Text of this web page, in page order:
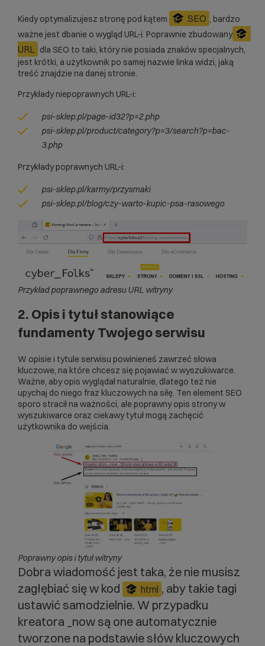
Kiedy optymalizujesz stronę pod kątem SEO , bardzo
ważne jest dbanie o wygląd URL-i. Poprawnie zbudowany
URL
dla SEO to taki, który nie posiada znaków specjalnych,
jest krótki, a użytkownik po samej nazwie linka widzi, jaką
treść znajdzie na danej stronie.
Przykłady niepoprawnych URL-i:
psi-sklep.pl/page-id32?p=2.php
psi-sklep.pl/product/category?p=3/search?p=bac-
3.php
Przykłady poprawnych URL-i:
psi-sklep.pl/karmy/przysmaki
psi-sklep.pl/blog/czy-warto-kupic-psa-rasowego
Przykład poprawnego adresu URL witryny
2. Opis i tytuł stanowiące
fundamenty Twojego serwisu
W opisie i tytule serwisu powinieneś zawrzeć słowa
kluczowe, na które chcesz się pojawiać w wyszukiwarce.
Ważne, aby opis wyglądał naturalnie, dlatego też nie
upychaj do niego fraz kluczowych na siłę. Ten element SEO
sporo stracił na ważności, ale poprawny opis strony w
wyszukiwarce oraz ciekawy tytuł mogą zachęcić
użytkownika do wejścia.
Poprawny opis i tytuł witryny
Dobra wiadomość jest taka, że nie musisz
zagłębiać się w kod
html , aby takie tagi
ustawić samodzielnie. W przypadku
kreatora _now są one automatycznie
tworzone na podstawie słów kluczowych